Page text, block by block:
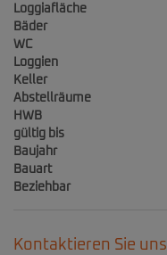
Loggiafläche
Bäder
WC
Loggien
Keller
Abstellräume
HWB
gültig bis
Baujahr
Bauart
Beziehbar
Kontaktieren Sie uns